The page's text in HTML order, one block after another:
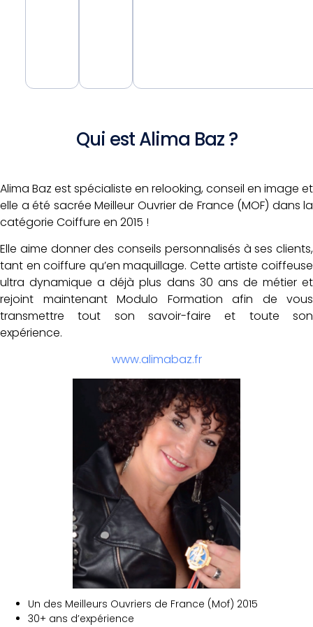
Qui est Alima Baz ?
Alima Baz est spécialiste en relooking, conseil en image et
elle a été sacrée Meilleur Ouvrier de France (MOF) dans la
catégorie Coiffure en 2015 !
Elle aime donner des conseils personnalisés à ses clients,
tant en coiffure qu’en maquillage. Cette artiste coiffeuse
ultra dynamique a déjà plus dans 30 ans de métier et
rejoint maintenant Modulo Formation afin de vous
transmettre tout son savoir-faire et toute son
expérience.
www.alimabaz.fr
Un des Meilleurs Ouvriers de France (Mof) 2015
30+ ans d’expérience